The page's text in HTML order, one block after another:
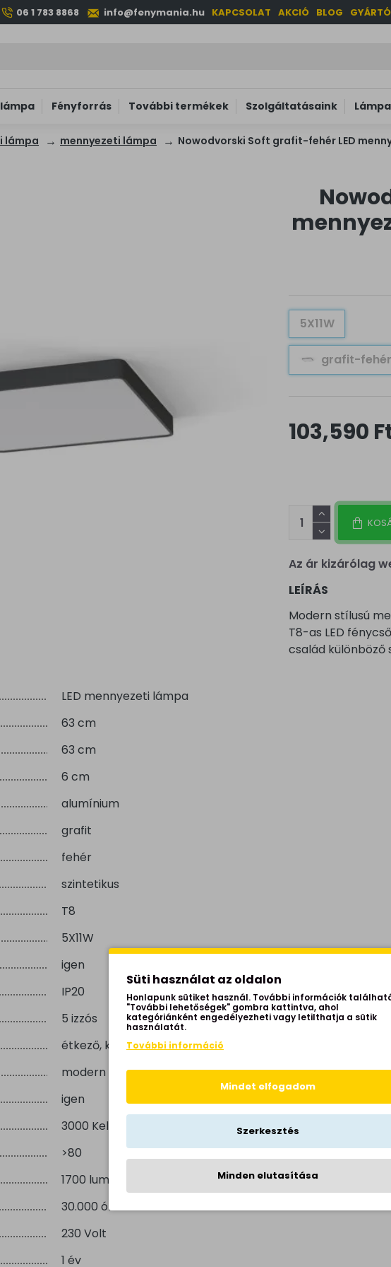
06 1 783 8868 info@fenymania.hu KAPCSOLAT AKCIÓ BLOG
Fényforrás További termékek Szolgáltatásaink
lámpa mennyezeti lámpa Nowodvorski Soft grafit-fehér LED
LED mennyezeti lámpa
63 cm
63 cm
6 cm
alumínium
grafit
fehér
szintetikus
T8
5X11W
igen
IP20
5 izzós
étkező, konyha, előszoba
modern
igen
3000 Kelvin
>80
1700 lumen
30.000 óra
230 Volt
1 év
Az ár kizárólag
5X11W
grafit-fehér
103,590
LEÍRÁS
Modern stílusú
T8-as LED
család különböző
Süti használat az oldalon
Honlapunk sütiket használ. További információk
"További lehetőségek" gombra kattintva, ahol
kategóriánként engedélyezheti vagy letilthatja a sütik
használatát.
További információ
Mindet elfogadom
Szerkesztés
Minden elutasítása